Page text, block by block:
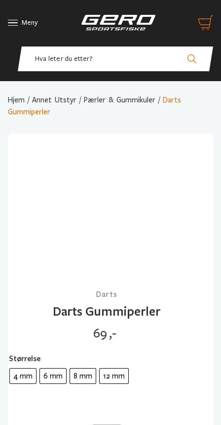
Meny
Hjem / Annet Utstyr / Pærler & Gummikuler / Darts
Gummiperler
Darts
Darts Gummiperler
69,-
Størrelse
4 mm 6 mm 8 mm 12 mm